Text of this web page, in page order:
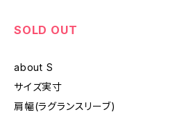
SOLD OUT
about S
サイズ実寸
肩幅(ラグランスリーブ)